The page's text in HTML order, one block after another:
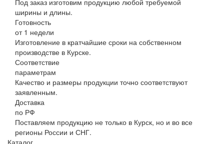
Под заказ изготовим продукцию любой требуемой
ширины и длины.
Готовность
от 1 недели
Изготовление в кратчайшие сроки на собственном
производстве в Курске.
Соответствие
параметрам
Качество и размеры продукции точно соответствуют
заявленным.
Доставка
по РФ
Поставляем продукцию не только в Курск, но и во все
регионы России и СНГ.